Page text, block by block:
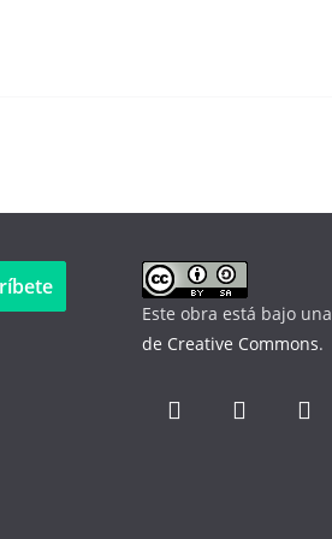
Este obra está bajo una
de Creative Commons.